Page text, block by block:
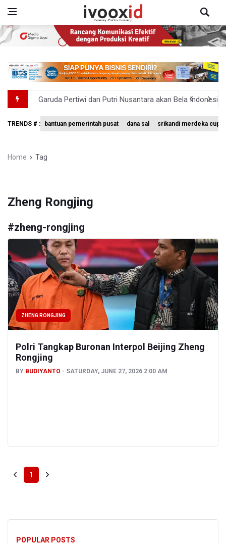
Garuda Pertiwi dan Putri Nusantara akan Bela Indonesia
Aldila dan Janice Berlaga di Sektor Ganda WTA 1000
Pemerintah Siapkan Stimulus Hadapi Dampak El Nino
TRENDS # : bantuan pemerintah pusat dana sal srikandi merdeka cup
Home Tag
Zheng Rongjing
#zheng-rongjing
ZHENG RONGJING
Polri Tangkap Buronan Interpol Beijing Zheng
Rongjing
BY BUDIYANTO SATURDAY, JUNE 27, 2026 2:00 AM
1
POPULAR POSTS